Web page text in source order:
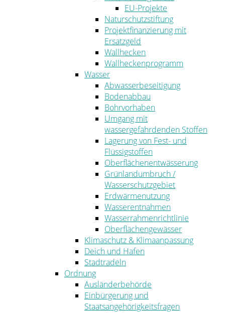
EU-Projekte
Naturschutzstiftung
Projektfinanzierung mit
Ersatzgeld
Wallhecken
Wallheckenprogramm
Wasser
Abwasserbeseitigung
Bodenabbau
Bohrvorhaben
Umgang mit
wassergefährdenden Stoffen
Lagerung von Fest- und
Flüssigstoffen
Oberflächenentwässerung
Grünlandumbruch /
Wasserschutzgebiet
Erdwärmenutzung
Wasserentnahmen
Wasserrahmenrichtlinie
Oberflächengewässer
Klimaschutz & Klimaanpassung
Deich und Hafen
Stadtradeln
Ordnung
Ausländerbehörde
Einbürgerung und
Staatsangehörigkeitsfragen